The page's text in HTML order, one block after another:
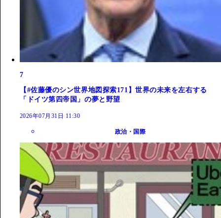
7
【#佐藤優のシン世界地図探索171】世界の未来を左右する
「ドイツ第四帝国」の夢と野望
2026年07月31日 11:30
政治・国際